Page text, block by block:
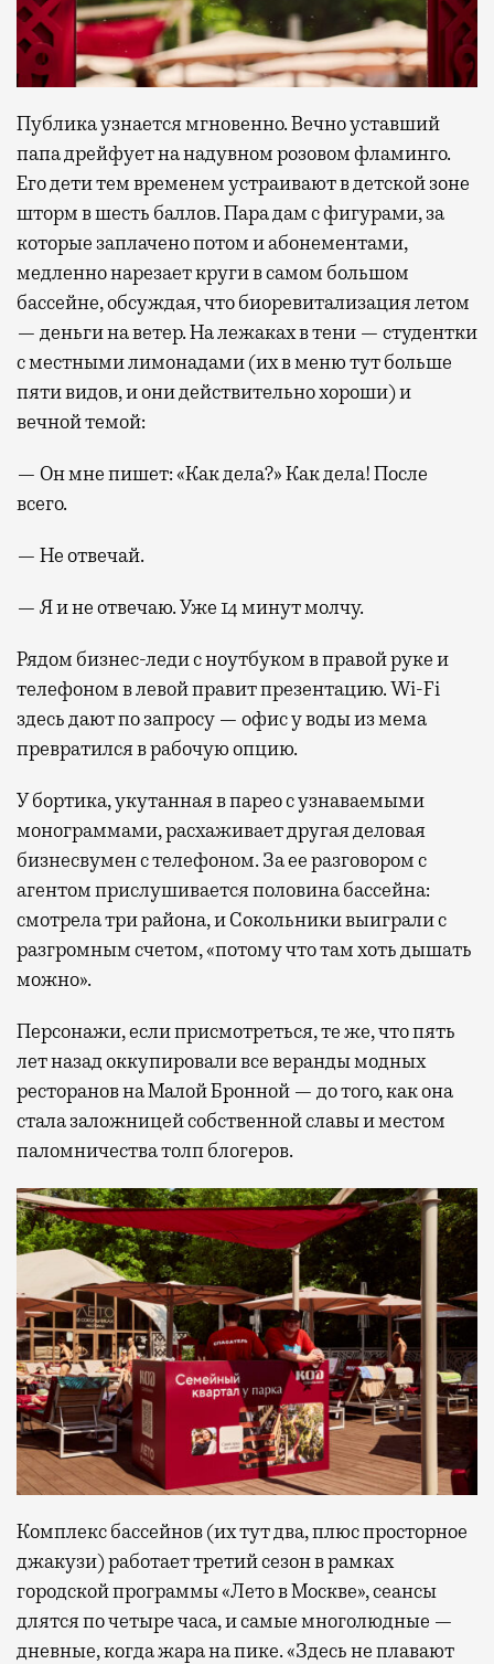
Публика узнается мгновенно. Вечно уставший
папа дрейфует на надувном розовом фламинго.
Его дети тем временем устраивают в детской зоне
шторм в шесть баллов. Пара дам с фигурами, за
которые заплачено потом и абонементами,
медленно нарезает круги в самом большом
бассейне, обсуждая, что биоревитализация летом
— деньги на ветер. На лежаках в тени — студентки
с местными лимонадами (их в меню тут больше
пяти видов, и они действительно хороши) и
вечной темой:
— Он мне пишет: «Как дела?» Как дела! После
всего.
— Не отвечай.
— Я и не отвечаю. Уже 14 минут молчу.
Рядом бизнес-леди с ноутбуком в правой руке и
телефоном в левой правит презентацию. Wi-Fi
здесь дают по запросу — офис у воды из мема
превратился в рабочую опцию.
У бортика, укутанная в парео с узнаваемыми
монограммами, расхаживает другая деловая
бизнесвумен с телефоном. За ее разговором с
агентом прислушивается половина бассейна:
смотрела три района, и Сокольники выиграли с
разгромным счетом, «потому что там хоть дышать
можно».
Персонажи, если присмотреться, те же, что пять
лет назад оккупировали все веранды модных
ресторанов на Малой Бронной — до того, как она
стала заложницей собственной славы и местом
паломничества толп блогеров.
Комплекс бассейнов (их тут два, плюс просторное
джакузи) работает третий сезон в рамках
городской программы «Лето в Москве», сеансы
длятся по четыре часа, и самые многолюдные —
дневные, когда жара на пике. «Здесь не плавают